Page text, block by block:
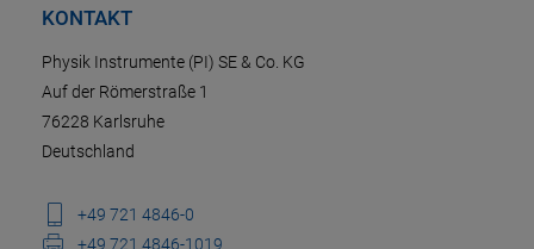
KONTAKT
Physik Instrumente (PI) SE & Co. KG
Auf der Römerstraße 1
76228 Karlsruhe
Deutschland
+49 721 4846-0
+49 721 4846-1019